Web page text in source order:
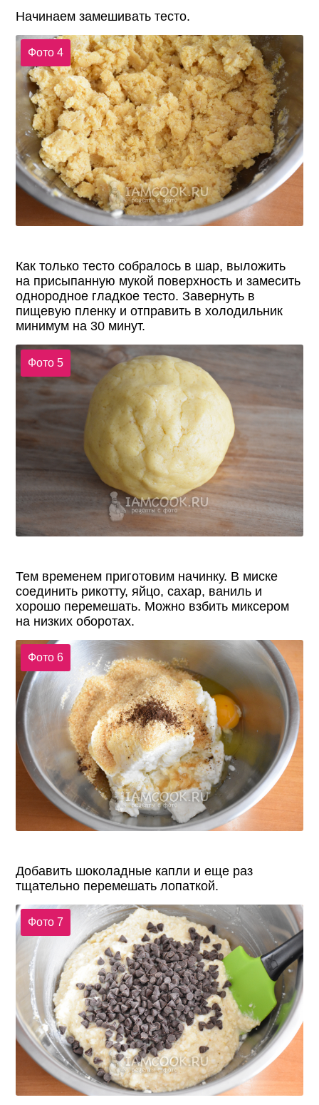
Начинаем замешивать тесто.
Фото 4
Как только тесто собралось в шар, выложить
на присыпанную мукой поверхность и замесить
однородное гладкое тесто. Завернуть в
пищевую пленку и отправить в холодильник
минимум на 30 минут.
Фото 5
Тем временем приготовим начинку. В миске
соединить рикотту, яйцо, сахар, ваниль и
хорошо перемешать. Можно взбить миксером
на низких оборотах.
Фото 6
Добавить шоколадные капли и еще раз
тщательно перемешать лопаткой.
Фото 7